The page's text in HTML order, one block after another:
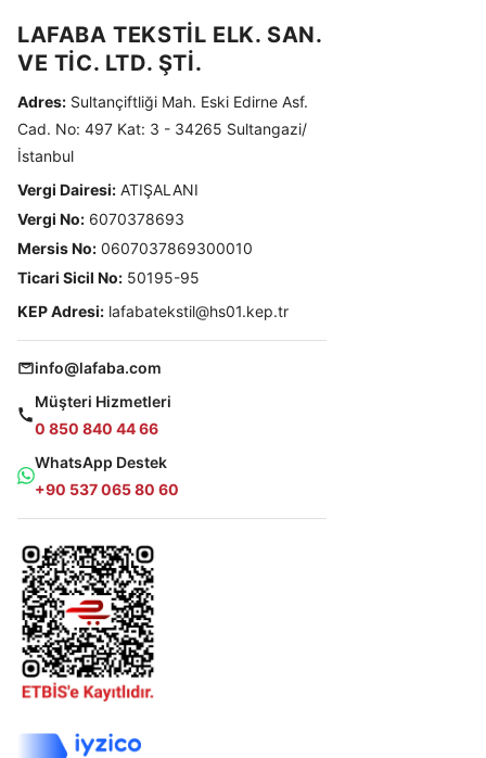
LAFABA TEKSTİL ELK. SAN.
VE TİC. LTD. ŞTİ.
Adres: Sultançiftliği Mah. Eski Edirne Asf.
Cad. No: 497 Kat: 3 - 34265 Sultangazi/
İstanbul
Vergi Dairesi: ATIŞALANI
Vergi No: 6070378693
Mersis No: 0607037869300010
Ticari Sicil No: 50195-95
KEP Adresi: lafabatekstil@hs01.kep.tr
info@lafaba.com
Müşteri Hizmetleri
0 850 840 44 66
WhatsApp Destek
+90 537 065 80 60